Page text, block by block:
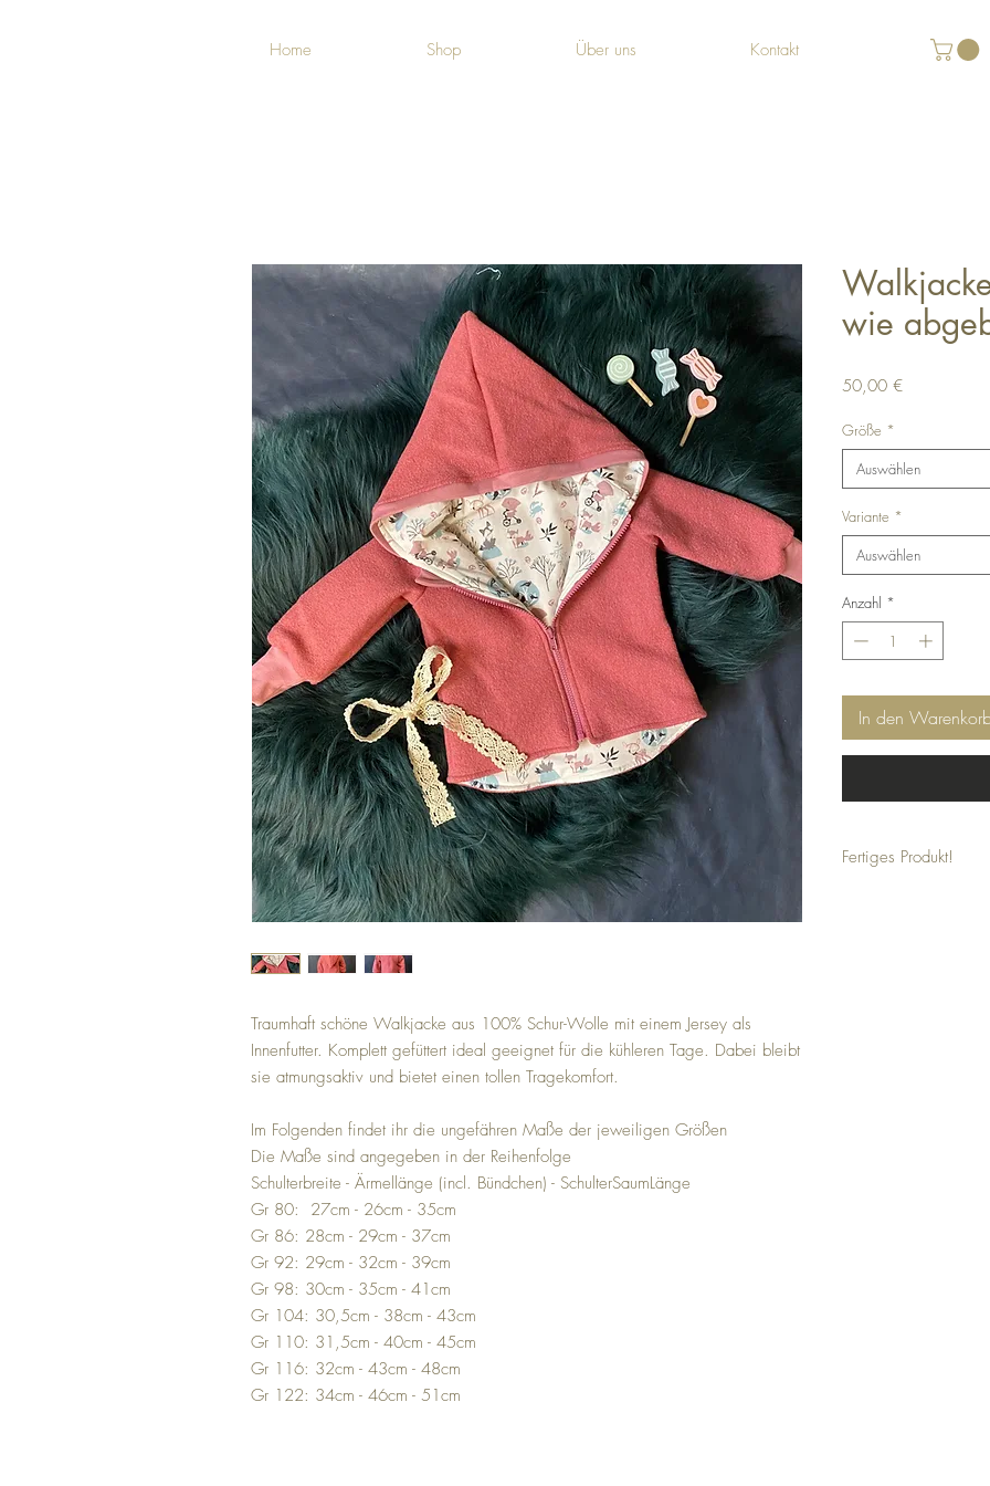
Home Shop Über uns Kontakt
Traumhaft schöne Walkjacke aus 100% Schur-Wolle mit einem Jersey als
Innenfutter. Komplett gefüttert ideal geeignet für die kühleren Tage. Dabei bleibt
sie atmungsaktiv und bietet einen tollen Tragekomfort.
Im Folgenden findet ihr die ungefähren Maße der jeweiligen Größen
Die Maße sind angegeben in der Reihenfolge
Schulterbreite - Ärmellänge (incl. Bündchen) - SchulterSaumLänge
Gr 80: 27cm - 26cm - 35cm
Gr 86: 28cm - 29cm - 37cm
Gr 92: 29cm - 32cm - 39cm
Gr 98: 30cm - 35cm - 41cm
Gr 104: 30,5cm - 38cm - 43cm
Gr 110: 31,5cm - 40cm - 45cm
Gr 116: 32cm - 43cm - 48cm
Gr 122: 34cm - 46cm - 51cm
wie
50,00 €Preis
Größe *
Auswählen
Variante *
Auswählen
Anzahl *
In den
Fertiges Produkt!